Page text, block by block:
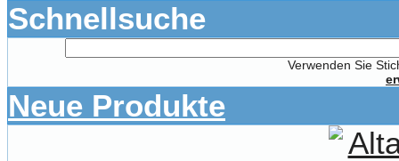
Schnellsuche
Verwenden Sie
Neue Produkte